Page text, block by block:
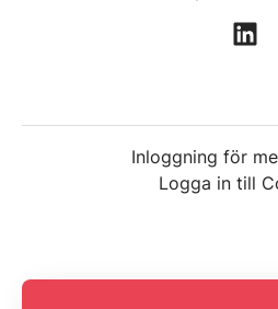
Inloggning för
Logga in till